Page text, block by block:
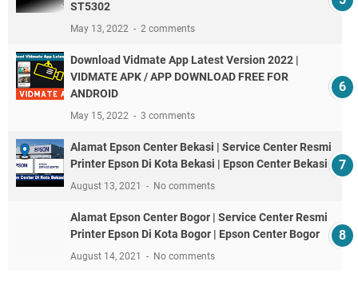
ST5302
May 13, 2022 2 comments
Download Vidmate App Latest Version 2022 |
VIDMATE APK / APP DOWNLOAD FREE FOR
ANDROID
May 15, 2022 3 comments
Alamat Epson Center Bekasi | Service Center Resmi
Printer Epson Di Kota Bekasi | Epson Center Bekasi
August 13, 2021 No comments
Alamat Epson Center Bogor | Service Center Resmi
Printer Epson Di Kota Bogor | Epson Center Bogor
August 14, 2021 No comments